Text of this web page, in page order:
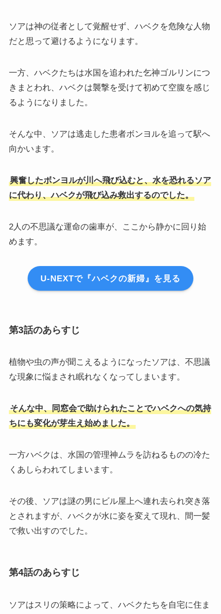
ソアは神の従者として覚醒せず、ハベクを危険な人物
だと思って避けるようになります。
一方、ハベクたちは水国を追われた乞神ゴルリンにつ
きまとわれ、ハベクは襲撃を受けて初めて空腹を感じ
るようになりました。
そんな中、ソアは逃走した患者ボンヨルを追って駅へ
向かいます。
興奮したボンヨルが川へ飛び込むと、水を恐れるソア
に代わり、ハベクが飛び込み救出するのでした。
2人の不思議な運命の歯車が、ここから静かに回り始
めます。
U-NEXTで『ハベクの新婦』を見る
第3話のあらすじ
植物や虫の声が聞こえるようになったソアは、不思議
な現象に悩まされ眠れなくなってしまいます。
そんな中、同窓会で助けられたことでハベクへの気持
ちにも変化が芽生え始めました。
一方ハベクは、水国の管理神ムラを訪ねるものの冷た
くあしらわれてしまいます。
その後、ソアは謎の男にビル屋上へ連れ去られ突き落
とされますが、ハベクが水に姿を変えて現れ、間一髪
で救い出すのでした。
第4話のあらすじ
ソアはスリの策略によって、ハベクたちを自宅に住ま